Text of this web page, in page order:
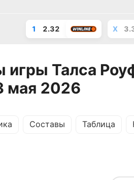
1 2.32 X
игры Талса
мая 2026
Составы Таблица